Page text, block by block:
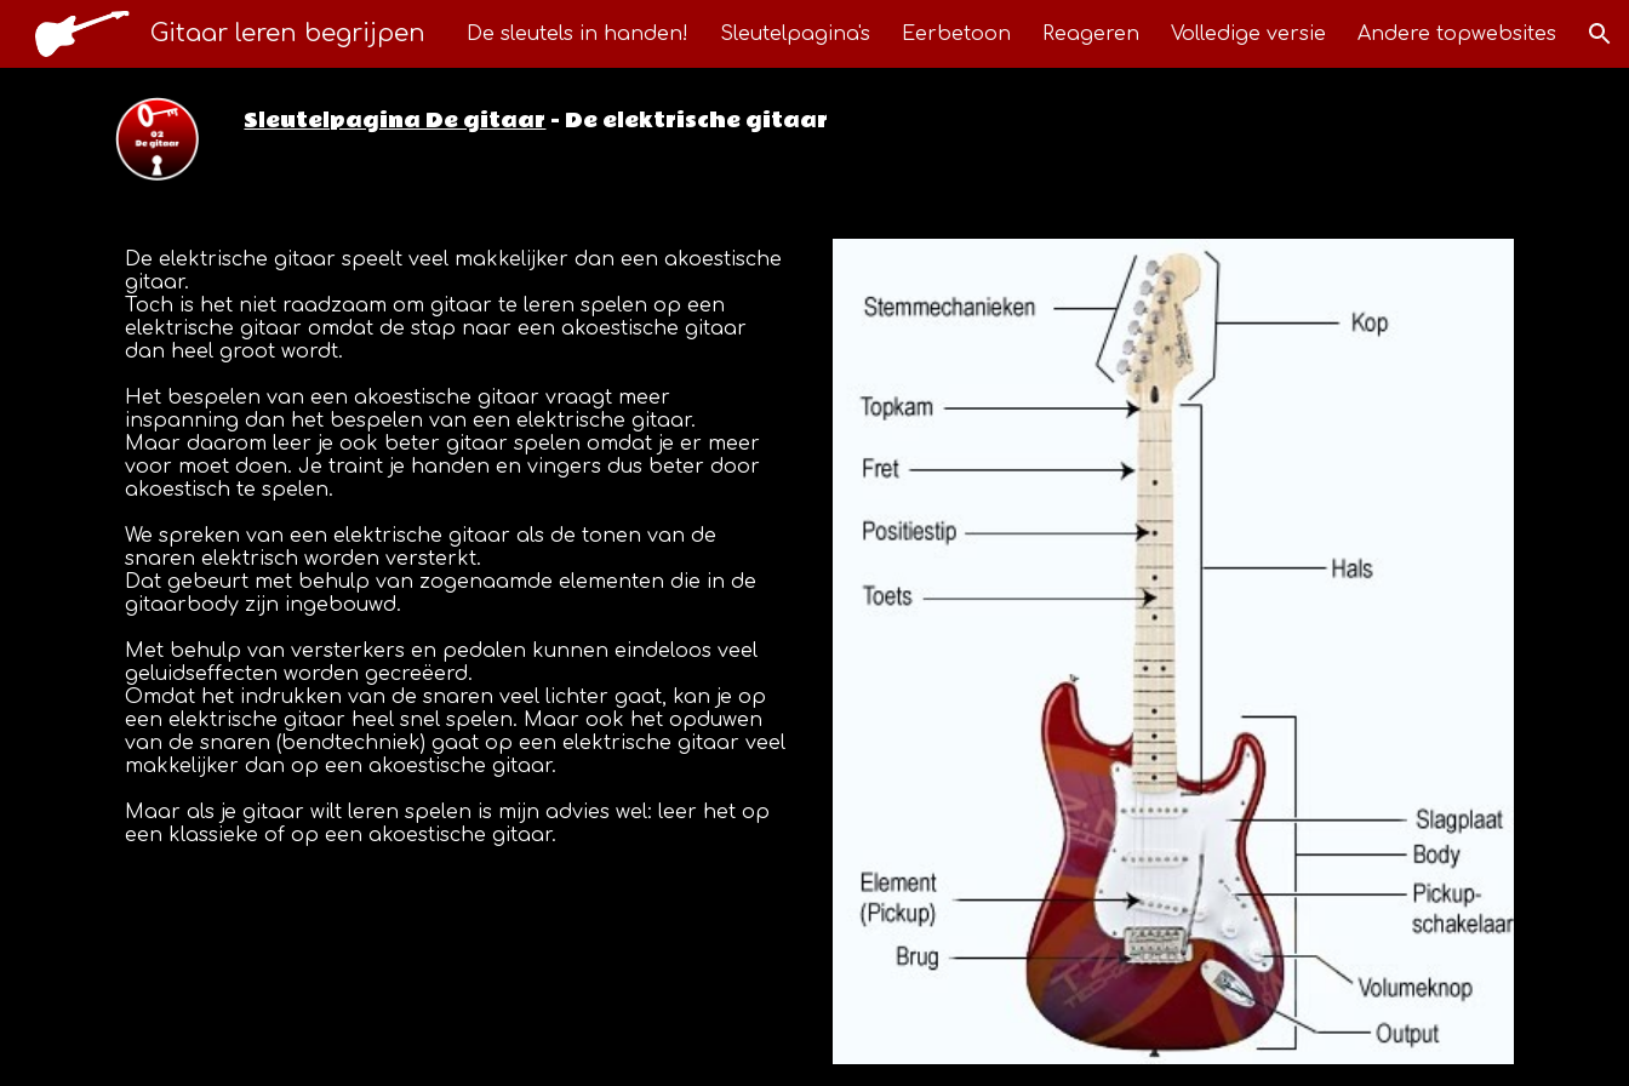
Skip to main content Skip to navigation
Gitaar leren begrijpen De sleutels in handen! Sleutelpagina's Eerbetoon Reageren Volledige versie Andere topwebsites
Sleutelpagina De gitaar - De elektrische gitaar
De elektrische gitaar speelt veel makkelijker dan een akoestische
gitaar.
Toch is het niet raadzaam om gitaar te leren spelen op een
elektrische gitaar omdat de stap naar een akoestische gitaar
dan heel groot wordt.
Het bespelen van een akoestische gitaar vraagt meer
inspanning dan het bespelen van een elektrische gitaar.
Maar daarom leer je ook beter gitaar spelen omdat je er meer
voor moet doen. Je traint je handen en vingers dus beter door
akoestisch te spelen.
We spreken van een elektrische gitaar als de tonen van de
snaren elektrisch worden versterkt.
Dat gebeurt met behulp van zogenaamde elementen die in de
gitaarbody zijn ingebouwd.
Met behulp van versterkers en pedalen kunnen eindeloos veel
geluidseffecten worden gecreëerd.
Omdat het indrukken van de snaren veel lichter gaat, kan je op
een elektrische gitaar heel snel spelen. Maar ook het opduwen
van de snaren (bendtechniek) gaat op een elektrische gitaar veel
makkelijker dan op een akoestische gitaar.
Maar als je gitaar wilt leren spelen is mijn advies wel: leer het op
een klassieke of op een akoestische gitaar.